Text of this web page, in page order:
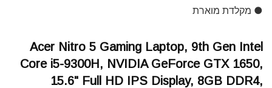
● מקלדת מוארת
Acer Nitro 5 Gaming Laptop, 9th Gen Intel
Core i5-9300H, NVIDIA GeForce GTX 1650,
15.6" Full HD IPS Display, 8GB DDR4,